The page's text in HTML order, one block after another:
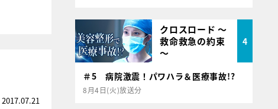
2017.07.21
クロスロード ～
救命救急の約束
～
4
＃5 病院激震！パワハラ＆医療事故!?
8月4日(火)放送分